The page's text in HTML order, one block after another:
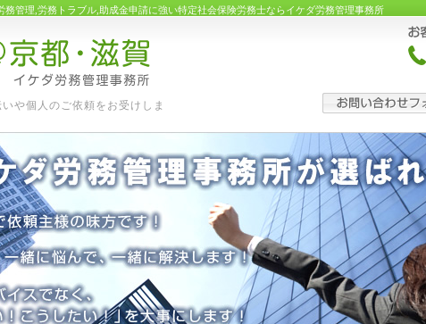
管理,労務トラブル,助成金申請に強い特定社会保険労務士ならイケダ労務管理事務所
や個人のご依頼をお受けしま
。